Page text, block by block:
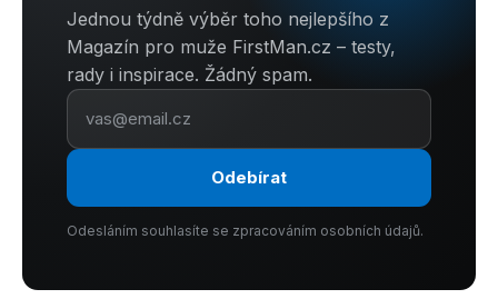
Jednou týdně výběr toho nejlepšího z
Magazín pro muže FirstMan.cz – testy,
rady i inspirace. Žádný spam.
Odebírat
Odesláním souhlasíte se zpracováním osobních údajů.